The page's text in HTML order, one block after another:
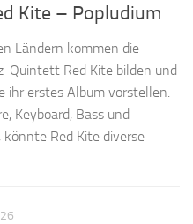
Kite – Popludium
Ländern kommen die
Quintett Red Kite bilden und
ihr erstes Album vorstellen.
Keyboard, Bass und
könnte Red Kite diverse